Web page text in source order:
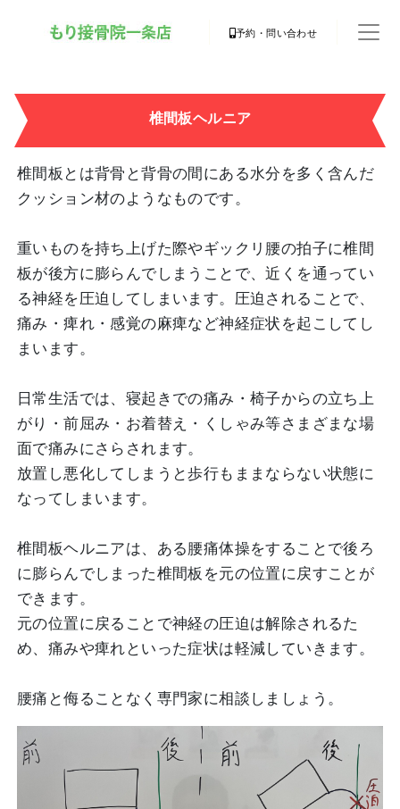
予約・問い合わせ
椎間板ヘルニア
椎間板とは背骨と背骨の間にある水分を多く含んだ
クッション材のようなものです。
重いものを持ち上げた際やギックリ腰の拍子に椎間
板が後方に膨らんでしまうことで、近くを通ってい
る神経を圧迫してしまいます。圧迫されることで、
痛み・痺れ・感覚の麻痺など神経症状を起こしてし
まいます。
日常生活では、寝起きでの痛み・椅子からの立ち上
がり・前屈み・お着替え・くしゃみ等さまざまな場
面で痛みにさらされます。
放置し悪化してしまうと歩行もままならない状態に
なってしまいます。
椎間板ヘルニアは、ある腰痛体操をすることで後ろ
に膨らんでしまった椎間板を元の位置に戻すことが
できます。
元の位置に戻ることで神経の圧迫は解除されるた
め、痛みや痺れといった症状は軽減していきます。
腰痛と侮ることなく専門家に相談しましょう。